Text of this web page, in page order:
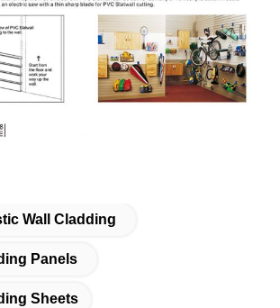
Wall Cladding
Panels
Sheets